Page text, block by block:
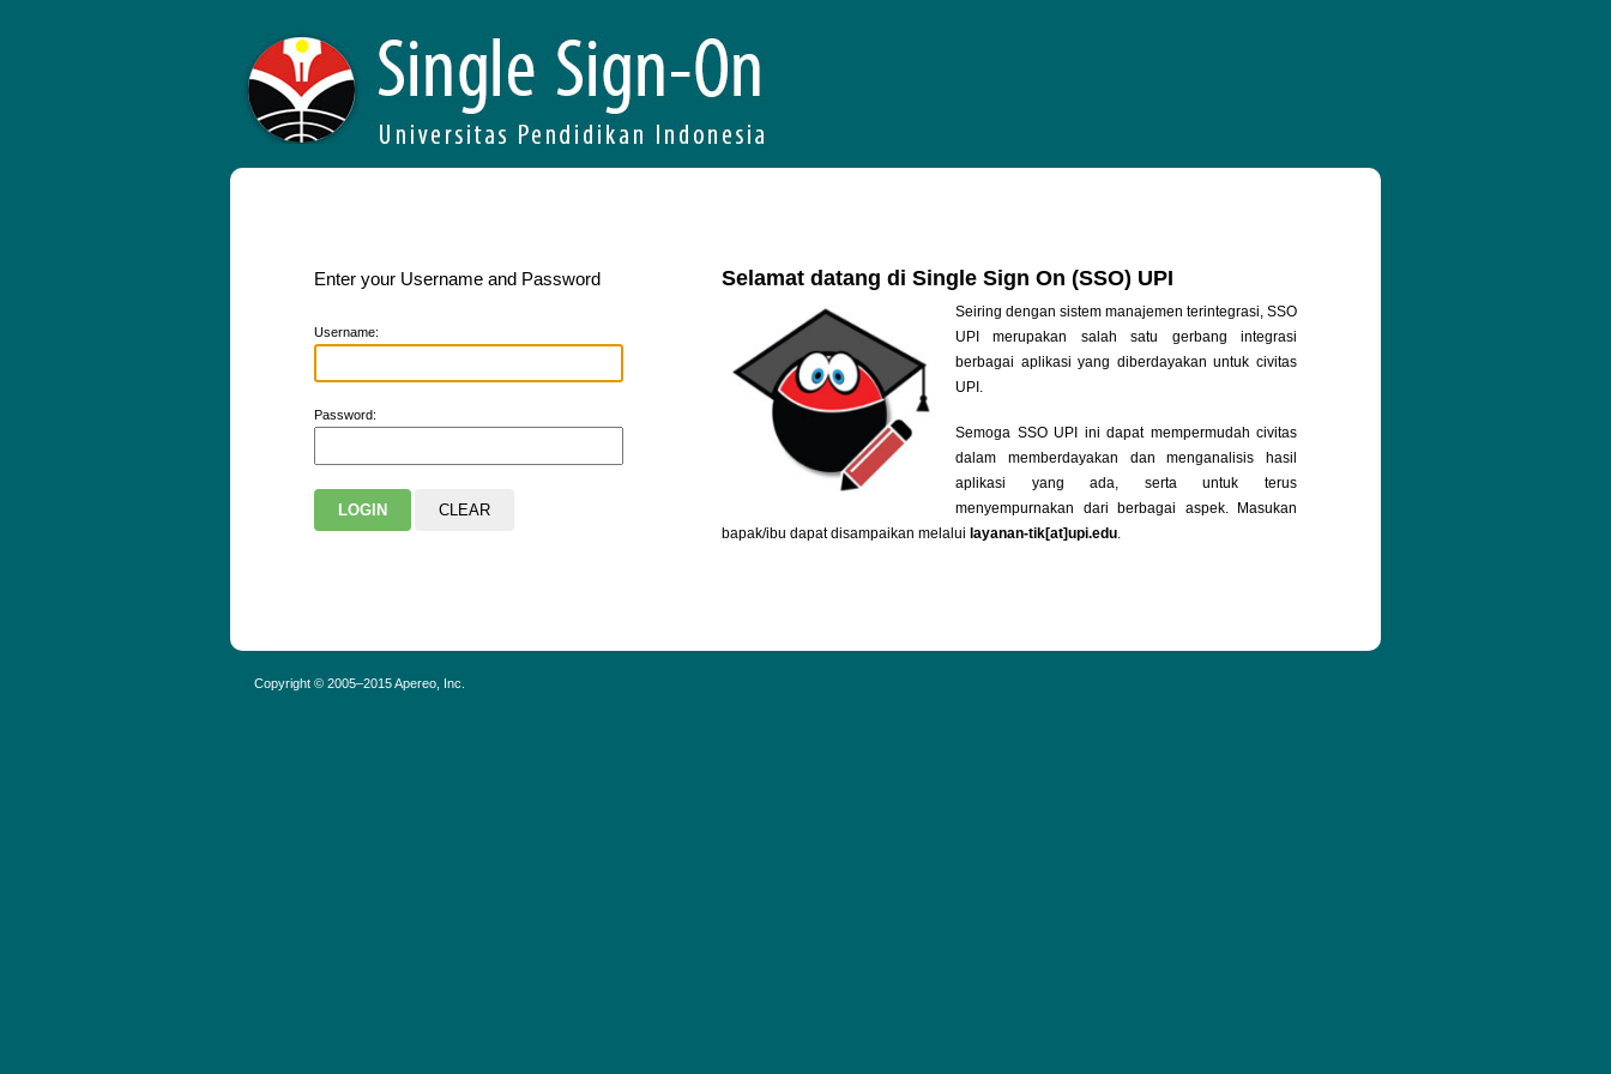
Enter your Username and Password
Username:
Password:
Selamat datang di Single Sign On (SSO) UPI
Seiring dengan sistem manajemen terintegrasi, SSO
UPI merupakan salah satu gerbang integrasi
berbagai aplikasi yang diberdayakan untuk civitas
UPI.
Semoga SSO UPI ini dapat mempermudah civitas
dalam memberdayakan dan menganalisis hasil
aplikasi yang ada, serta untuk terus
menyempurnakan dari berbagai aspek. Masukan
bapak/ibu dapat disampaikan melalui layanan-tik[at]upi.edu.
Copyright © 2005–2015 Apereo, Inc.